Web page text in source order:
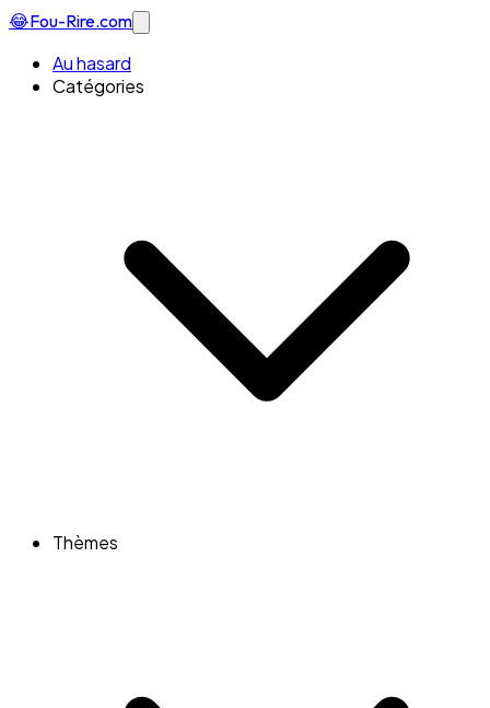
😂Fou-Rire.com
Au hasard
Catégories
Thèmes